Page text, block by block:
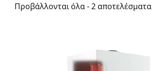
Προβάλλονται όλα - 2 αποτελέσματα